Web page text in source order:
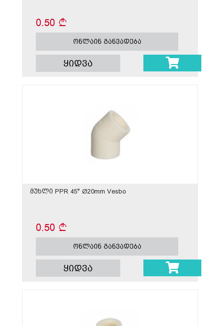
0.50
ონლაინ განვადება
ყიდვა
მუხლი PPR 45° Ø20mm Vesbo
0.50
ონლაინ განვადება
ყიდვა